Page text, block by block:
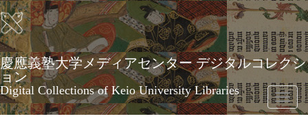
メ
イ
ン
コ
ン
テ
ン
ツ
に
慶應義塾大学メディアセンター デジタルコレクシ
ョン
Digital Collections of Keio University Libraries
Toggle